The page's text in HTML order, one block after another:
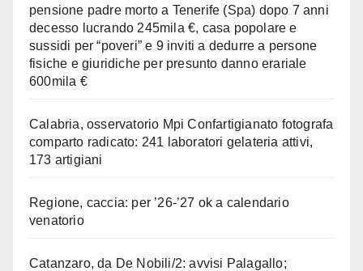
pensione padre morto a Tenerife (Spa) dopo 7 anni
decesso lucrando 245mila €, casa popolare e
sussidi per “poveri” e 9 inviti a dedurre a persone
fisiche e giuridiche per presunto danno erariale
600mila €
Calabria, osservatorio Mpi Confartigianato fotografa
comparto radicato: 241 laboratori gelateria attivi,
173 artigiani
Regione, caccia: per ’26-’27 ok a calendario
venatorio
Catanzaro, da De Nobili/2: avvisi Palagallo;